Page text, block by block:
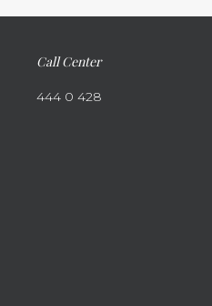
Call Center
444 0 428